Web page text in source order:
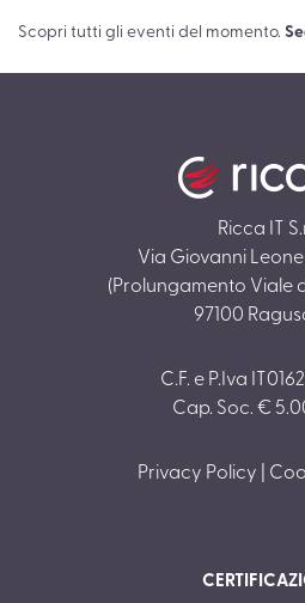
Scopri tutti gli eventi del momento.
Ricca IT
Via Giovanni Leone
(Prolungamento Viale
97100
C.F. e P.Iva
Cap. Soc. €
Privacy Policy